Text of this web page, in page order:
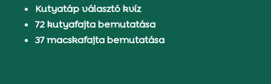
Kutyatáp választó kvíz
72 kutyafajta bemutatása
37 macskafajta bemutatása